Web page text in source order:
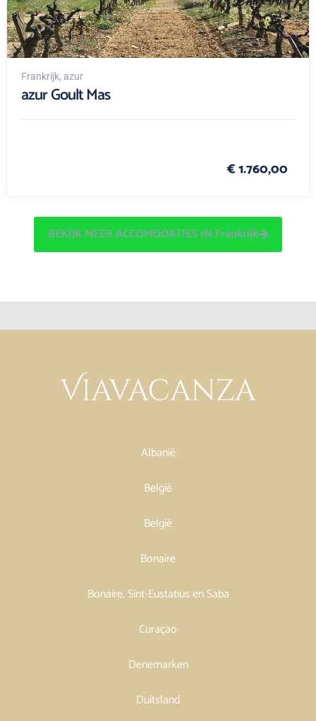
Frankrijk, azur
azur Goult Mas
€ 1.760,00
BEKIJK MEER ACCOMODATIES IN Frankrijk
Albanië
België
België
Bonaire
Bonaire, Sint-Eustatius en Saba
Curaçao
Denemarken
Duitsland